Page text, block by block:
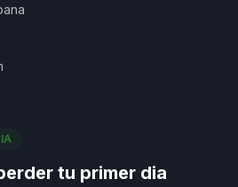
tu primer dia